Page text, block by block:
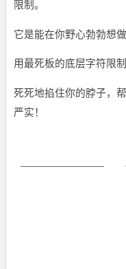
限制。
它是能在你野心勃勃想
用最死板的底层字符限
死死地掐住你的脖子，
严实！